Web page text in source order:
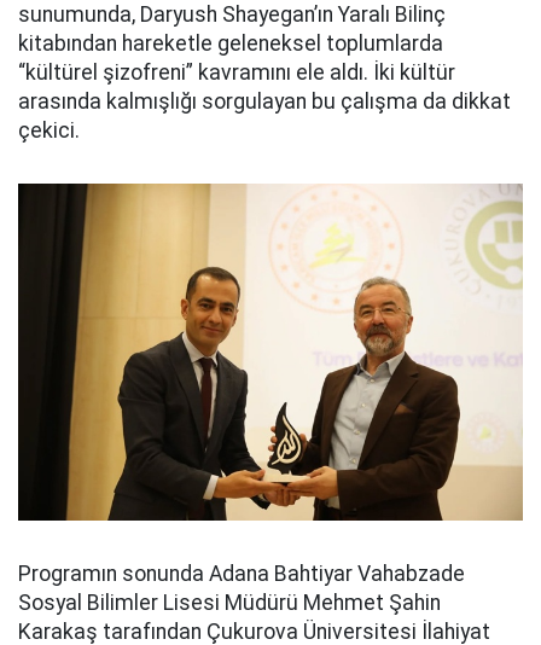
sunumunda, Daryush Shayegan’ın Yaralı Bilinç
kitabından hareketle geleneksel toplumlarda
“kültürel şizofreni” kavramını ele aldı. İki kültür
arasında kalmışlığı sorgulayan bu çalışma da dikkat
çekici.
Programın sonunda Adana Bahtiyar Vahabzade
Sosyal Bilimler Lisesi Müdürü Mehmet Şahin
Karakaş tarafından Çukurova Üniversitesi İlahiyat